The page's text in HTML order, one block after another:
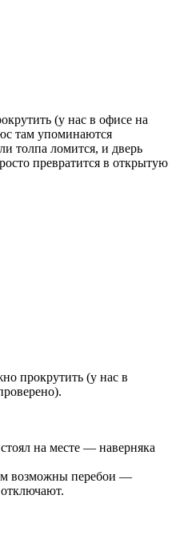
(у нас в офисе на
там упоминаются
толпа ломится, и дверь
превратится в открытую
прокрутить (у нас в
на месте — наверняка
возможны перебои —